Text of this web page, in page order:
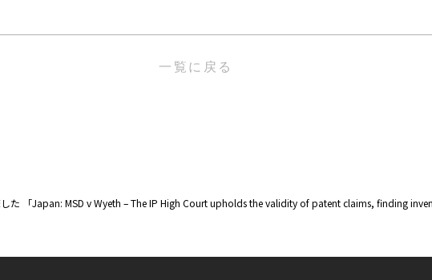
一覧に戻る
た 「Japan: MSD v Wyeth – The IP High Court upholds the validity of patent claims, finding